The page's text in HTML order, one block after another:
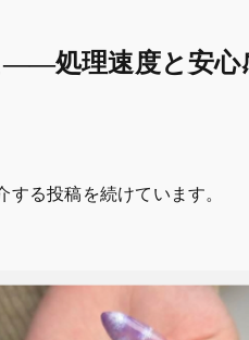
処理速度と安心
る投稿を続けています。